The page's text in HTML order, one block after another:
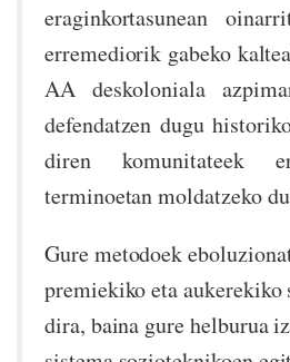
eraginkortasunean
erremediorik gabeko
AA deskoloniala
defendatzen dugu
diren komunitateek
terminoetan moldatzeko
Gure metodoek
premiekiko eta aukerekiko
dira, baina gure helburua